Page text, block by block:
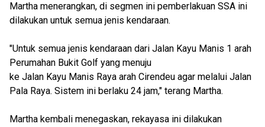
Martha menerangkan, di segmen ini pemberlakuan SSA ini
dilakukan untuk semua jenis kendaraan.
"Untuk semua jenis kendaraan dari Jalan Kayu Manis 1 arah
Perumahan Bukit Golf yang menuju
ke Jalan Kayu Manis Raya arah Cirendeu agar melalui Jalan
Pala Raya. Sistem ini berlaku 24 jam," terang Martha.
Martha kembali menegaskan, rekayasa ini dilakukan